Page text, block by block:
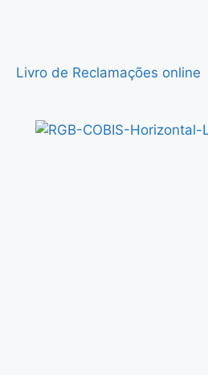
Livro de Reclamações online